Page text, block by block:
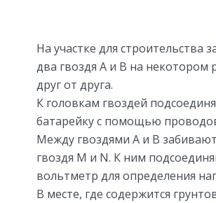
На участке для строительства
два гвоздя А и В на некотором
друг от друга.
К головкам гвоздей
батарейку с помощью
Между гвоздями А и В
гвоздя M и N. К ним
вольтметр для определения
В месте, где содержится